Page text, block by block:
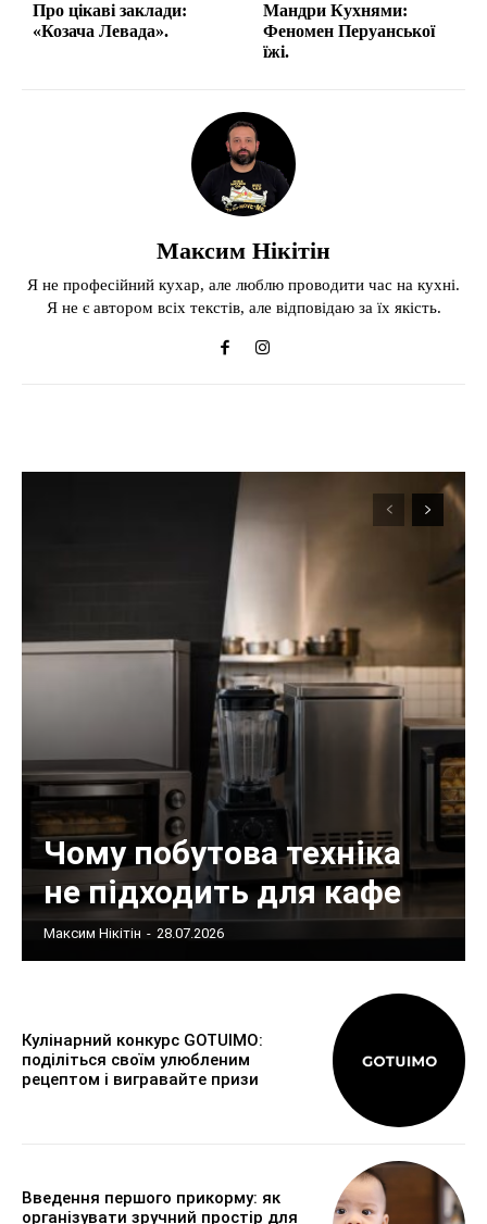
Про цікаві заклади:
«Козача Левада».
Мандри Кухнями:
Феномен Перуанської
їжі.
Максим Нікітін
Я не професійний кухар, але люблю проводити час на кухні.
Я не є автором всіх текстів, але відповідаю за їх якість.
Чому побутова техніка
не підходить для кафе
Максим Нікітін - 28.07.2026
Кулінарний конкурс GOTUIMO:
поділіться своїм улюбленим
рецептом і вигравайте призи
Введення першого прикорму: як
організувати зручний простір для